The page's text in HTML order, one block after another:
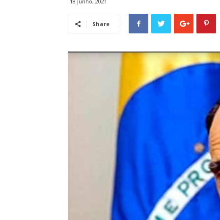
Share